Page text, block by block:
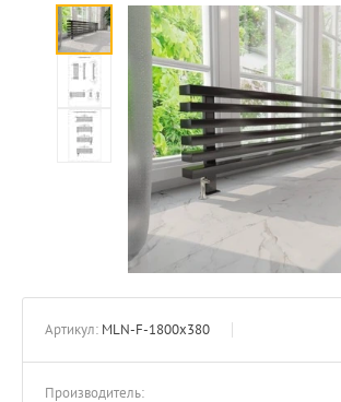
Артикул: MLN-F-1800x380
Производитель: